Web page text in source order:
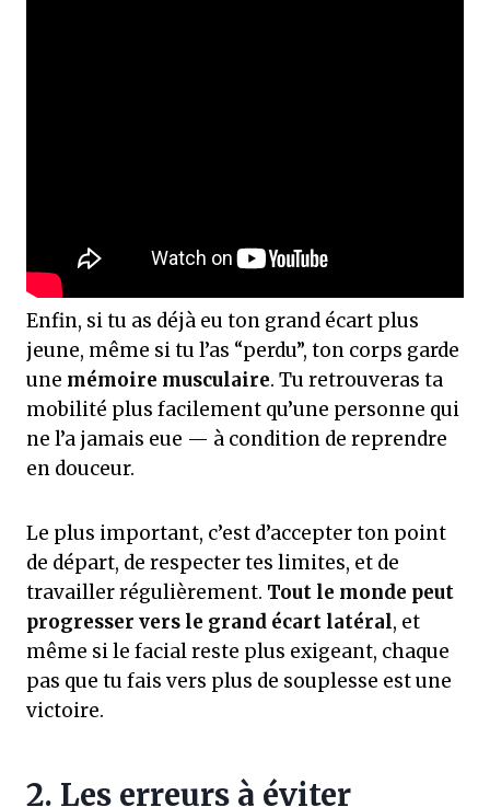
Enfin, si tu as déjà eu ton grand écart plus
jeune, même si tu l’as “perdu”, ton corps garde
une mémoire musculaire. Tu retrouveras ta
mobilité plus facilement qu’une personne qui
ne l’a jamais eue — à condition de reprendre
en douceur.
Le plus important, c’est d’accepter ton point
de départ, de respecter tes limites, et de
travailler régulièrement. Tout le monde peut
progresser vers le grand écart latéral, et
même si le facial reste plus exigeant, chaque
pas que tu fais vers plus de souplesse est une
victoire.
2. Les erreurs à éviter